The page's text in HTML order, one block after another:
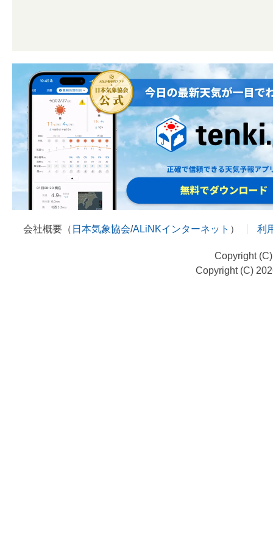
会社概要（ 日本気象協会/ALiNKインターネット ） 利
Copyright
Copyright (C)